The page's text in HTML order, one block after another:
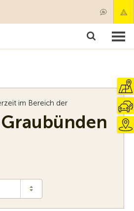
im Bereich der